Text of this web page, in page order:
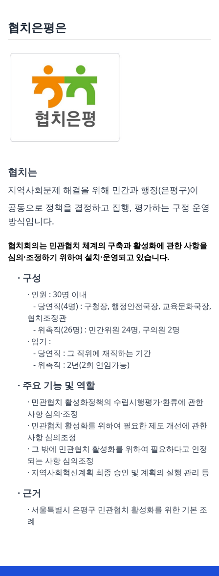
협치은평은
협치는
지역사회문제 해결을 위해 민간과 행정(은평구)이
공동으로 정책을 결정하고 집행, 평가하는 구정 운영
방식입니다.
협치회의는 민관협치 체계의 구축과 활성화에 관한 사항을
심의·조정하기 위하여 설치·운영되고 있습니다.
· 구성
· 인원 : 30명 이내
- 당연직(4명) : 구청장, 행정안전국장, 교육문화국장,
협치조정관
- 위촉직(26명) : 민간위원 24명, 구의원 2명
· 임기 :
- 당연직 : 그 직위에 재직하는 기간
- 위촉직 : 2년(2회 연임가능)
· 주요 기능 및 역할
· 민관협치 활성화정책의 수립시행평가·환류에 관한
사항 심의·조정
· 민관협치 활성화를 위하여 필요한 제도 개선에 관한
사항 심의조정
· 그 밖에 민관협치 활성화를 위하여 필요하다고 인정
되는 사항 심의조정
· 지역사회혁신계획 최종 승인 및 계획의 실행 관리 등
· 근거
· 서울특별시 은평구 민관협치 활성화를 위한 기본 조
례